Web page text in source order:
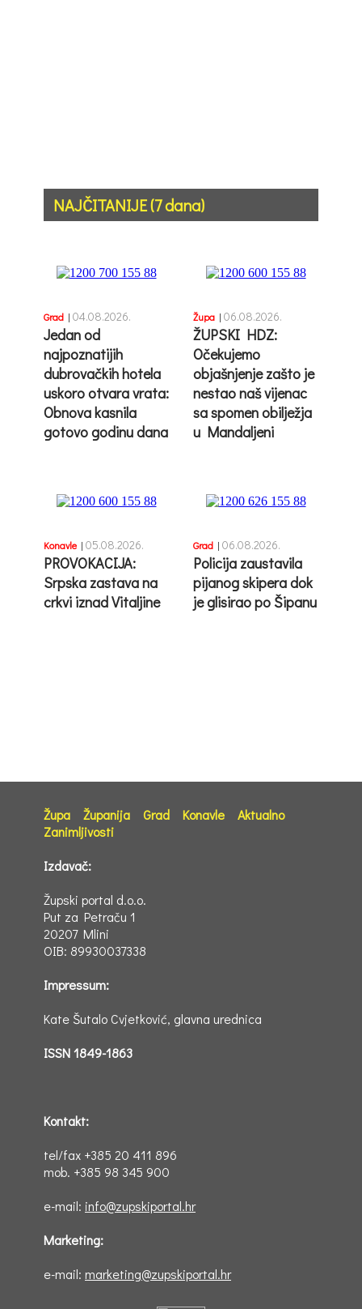
NAJČITANIJE (7 dana)
Grad | 04.08.2026.
Jedan od
najpoznatijih
dubrovačkih hotela
uskoro otvara vrata:
Obnova kasnila
gotovo godinu dana
Župa | 06.08.2026.
ŽUPSKI HDZ:
Očekujemo
objašnjenje zašto je
nestao naš vijenac
sa spomen obilježja
u Mandaljeni
Konavle | 05.08.2026.
PROVOKACIJA:
Srpska zastava na
crkvi iznad Vitaljine
Grad | 06.08.2026.
Policija zaustavila
pijanog skipera dok
je glisirao po Šipanu
Župa Županija Grad Konavle
Aktualno
Zanimljivosti
Izdavač:
Župski portal d.o.o.
Put za Petraču 1
20207 Mlini
OIB: 89930037338
Impressum:
Kate Šutalo Cvjetković, glavna urednica
ISSN 1849-1863
Kontakt:
tel/fax +385 20 411 896
mob. +385 98 345 900
e-mail: info@zupskiportal.hr
Marketing:
e-mail: marketing@zupskiportal.hr